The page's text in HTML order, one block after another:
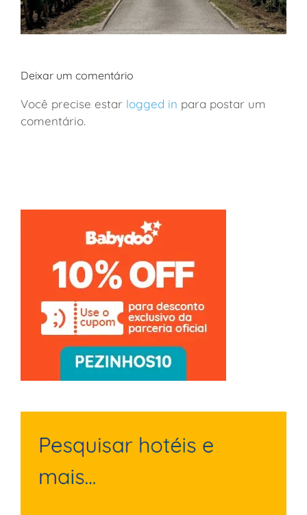
Deixar um comentário
Você precise estar logged in para postar um
comentário.